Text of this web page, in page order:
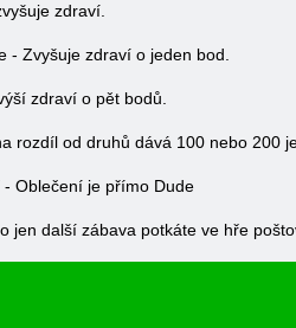
zdraví.
- Zvyšuje zdraví o jeden bod.
zdraví o pět bodů.
rozdíl od druhů dává 100 nebo 200
Oblečení je přímo Dude
jen další zábava potkáte ve hře